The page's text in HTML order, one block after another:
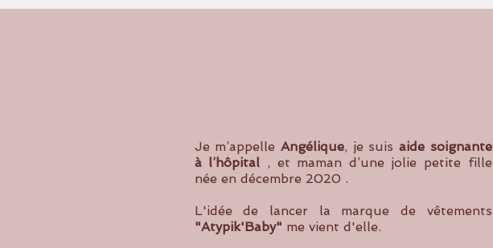
Je m’appelle Angélique, je suis aide soignante
à l’hôpital , et maman d’une jolie petite fille
née en décembre 2020 .
L'idée de lancer la marque de vêtements
"Atypik'Baby" me vient d'elle.